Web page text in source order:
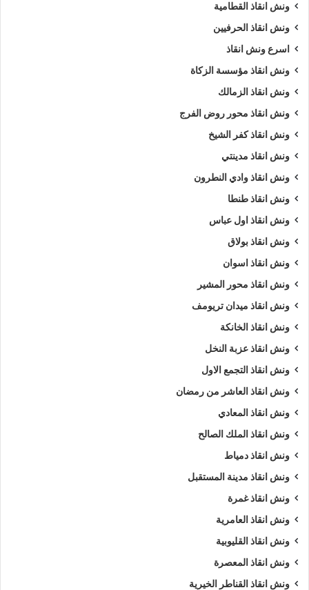
ونش انقاذ القطامية
ونش انقاذ الحرفيين
اسرع ونش انقاذ
ونش انقاذ مؤسسة الزكاة
ونش انقاذ الزمالك
ونش انقاذ محور روض الفرج
ونش انقاذ كفر الشيخ
ونش انقاذ مدينتي
ونش انقاذ وادي النطرون
ونش انقاذ طنطا
ونش انقاذ اول عباس
ونش انقاذ بولاق
ونش انقاذ اسوان
ونش انقاذ محور المشير
ونش انقاذ ميدان تريومف
ونش انقاذ الخانكة
ونش انقاذ عزبة النخل
ونش انقاذ التجمع الاول
ونش انقاذ العاشر من رمضان
ونش انقاذ المعادي
ونش انقاذ الملك الصالح
ونش انقاذ دمياط
ونش انقاذ مدينة المستقبل
ونش انقاذ غمرة
ونش انقاذ العامرية
ونش انقاذ القليوبية
ونش انقاذ المعصرة
ونش انقاذ القناطر الخيرية